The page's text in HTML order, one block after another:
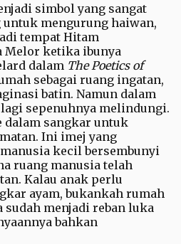
simbol yang sangat
untuk mengurung haiwan,
tempat Hitam
Melor ketika ibunya
dalam The Poetics of
sebagai ruang ingatan,
batin. Namun dalam
sepenuhnya melindungi.
sangkar untuk
Ini imej yang
kecil bersembunyi
ruang manusia telah
Kalau anak perlu
ayam, bukankah rumah
menjadi reban luka
bahkan